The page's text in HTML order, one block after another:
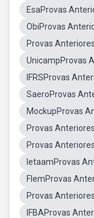
EsaProvas
ObiProvas
Provas
UnicampProvas
IFRSProvas
SaeroProvas
MockupProvas
Provas
Provas
IetaamProvas
FlemProvas
Provas
IFBAProvas